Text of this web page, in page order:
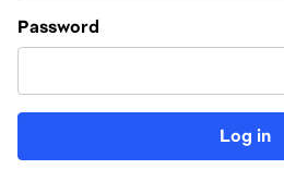
Password
Log in